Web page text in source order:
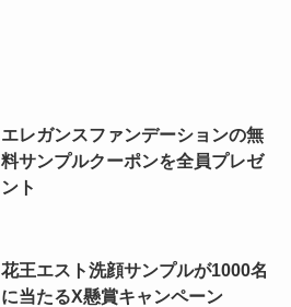
エレガンスファンデーションの無
料サンプルクーポンを全員プレゼ
ント
花王エスト洗顔サンプルが1000名
に当たるX懸賞キャンペーン